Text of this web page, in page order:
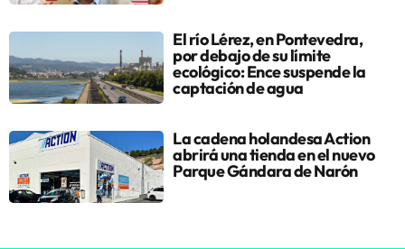
El río Lérez, en Pontevedra,
por debajo de su límite
ecológico: Ence suspende la
captación de agua
La cadena holandesa Action
abrirá una tienda en el nuevo
Parque Gándara de Narón